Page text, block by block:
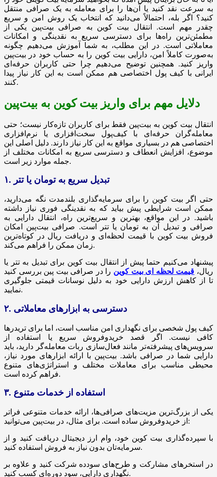
به سرعت نقد کنید یا آن‌ها را برای معامله به یک صرافی منتقل
کنید؟ اگر بله، احتمالاً می‌دانید که انتخاب یک روش امن و سریع
چقدر مهم است. انتقال بیت کوین به صرافی بیت‌پین یکی از
مطمئن‌ترین راه‌ها برای دسترسی سریع به نقدینگی و امکانات
معاملاتی است. در این مطلب، به شما آموزش می‌دهیم چگونه
به‌صورت کاملاً امن، دارایی بیت کوین را به حساب خود در بیت‌پین
واریز کنید. همچنین توضیح می‌دهیم چرا حتی کاربران حرفه‌ای
ایرانی با کیف پول اختصاصی هم ممکن است به این کار نیاز پیدا
کنند.
دلایل مهم برای واریز بیت کوین به بیت‌پین
انتقال بیت کوین به بیت‌پین فقط برای کاربران تازه‌کار نیست؛ حتی
معامله‌گران حرفه‌ای با کیف‌پول سخت‌افزاری یا نرم‌افزاری
اختصاصی هم در بسیاری مواقع به این کار نیاز دارند. دلیل اصلی این
موضوع، افزایش انعطاف و دسترسی سریع به امکانات مختلف از
جمله موارد زیر است.
۱. تبدیل سریع به تومان یا تتر
حتی اگر بیت کوین را برای سرمایه‌گذاری بلندمدت نگه می‌دارید،
ممکن است شرایطی پیش بیاید که به نقدینگی فوری نیاز داشته
باشید. در این مواقع، بهترین و سریع‌ترین راه، انتقال دارایی به
صرافی و تبدیل آن به تومان یا تتر است. صرافی بیت‌پین امکان
فروش بیت کوین با قیمت لحظه‌ای و دریافت ریال در کوتاه‌ترین
زمان ممکن را فراهم می‌کند.
پیشنهاد می‌کنیم حتما پیش از انتقال بیت کوین برای تبدیل به تتر یا
ریال، قیمت لحظه ای بیت کوین را در صرافی بیت پین بررسی کنید
تا از کاهش ارزش دارایی خود به دلیل نوسانات قیمتی جلوگیری
نمایید.
۲. دسترسی به ابزارهای معاملاتی
کیف پول شخصی برای نگهداری امن مناسب است، اما برای تریدرها
کافی نیست. اگر قصد خریدوفروش سریع یا استفاده از
سرویس‌های پیشرفته‌تر مانند فعال‌سازی ربات معامله‌گر دارید، باید
دارایی شما در صرافی باشد. بیت‌پین با ارائه ابزارهای مورد نیاز،
محیطی مناسب برای معاملات مختلف و استراتژی‌های متنوع
فراهم کرده است.
۳. استفاده از خدمات متنوع
یکی از بزرگ‌ترین مزیت‌های صرافی‌ها، ارائه خدمات متنوعی فراتر
از خریدوفروش ساده است. برای مثال، در بیت‌پین می‌توانید:
با سپرده‌گذاری بیت کوین خود، وام ارز دیجیتال دریافت کنید و از
سرمایه‌تان بدون نیاز به فروش استفاده کنید.
در استخرهای مشارکت و طرح‌های سودده شرکت کنید و علاوه بر
نگهداری دارایی، سود دوره‌ای کسب کنید.